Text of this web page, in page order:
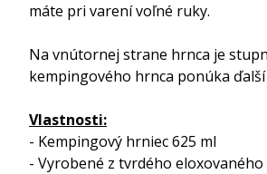
máte pri varení voľné ruky.
Na vnútornej strane hrnca je
kempingového hrnca ponúka
Vlastnosti:
- Kempingový hrniec 625 ml
- Vyrobené z tvrdého